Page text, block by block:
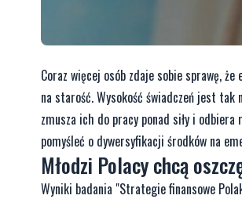
Coraz więcej osób zdaje sobie sprawę,
na starość. Wysokość świadczeń jest
zmusza ich do pracy ponad siły i
pomyśleć o dywersyfikacji środków na
Młodzi Polacy chcą
Wyniki badania "Strategie finansowe